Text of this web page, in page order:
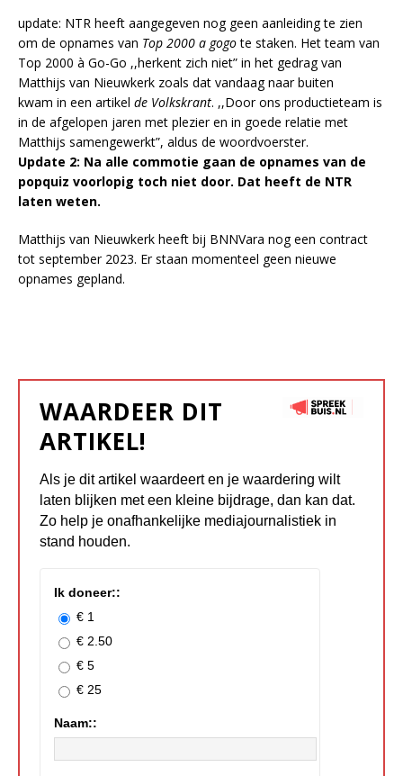
update: NTR heeft aangegeven nog geen aanleiding te zien
om de opnames van Top 2000 a gogote staken. Het team van
Top 2000 à Go-Go ,,herkent zich niet” in het gedrag van
Matthijs van Nieuwkerk zoals dat vandaag naar buiten
kwam in een artikel de Volkskrant. ,,Door ons productieteam is
in de afgelopen jaren met plezier en in goede relatie met
Matthijs samengewerkt”, aldus de woordvoerster.
Update 2: Na alle commotie gaan de opnames van de
popquiz voorlopig toch niet door. Dat heeft de NTR
laten weten.
Matthijs van Nieuwkerk heeft bij BNNVara nog een contract
tot september 2023. Er staan momenteel geen nieuwe
opnames gepland.
WAARDEER DIT
ARTIKEL!
Als je dit artikel waardeert en je waardering wilt
laten blijken met een kleine bijdrage, dan kan dat.
Zo help je onafhankelijke mediajournalistiek in
stand houden.
Ik doneer::
€ 1
€ 2.50
€ 5
€ 25
Naam::